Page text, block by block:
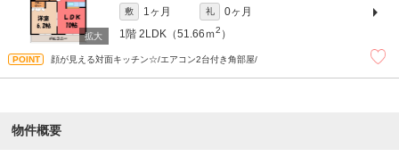
敷 1ヶ月 礼
0ヶ月
1階 2LDK（51.66ｍ2 ）
顔が見える対面キッチン☆/エアコン2台付き角部屋/
物件概要